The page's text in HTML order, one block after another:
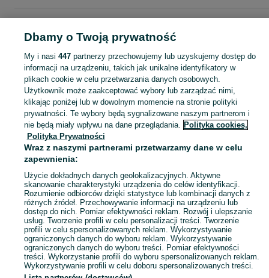
Pruszków
KATEGORIA
Zobacz
Mapa kategorii
Mapa miejscowości
Mapa ministron
Popularne wyszukiwania
Dbamy o Twoją prywatność
My i nasi 447partnerzy przechowujemy lub uzyskujemy dostęp do
informacji na urządzeniu, takich jak unikalne identyfikatory w
plikach cookie w celu przetwarzania danych osobowych.
Użytkownik może zaakceptować wybory lub zarządzać nimi,
klikając poniżej lub w dowolnym momencie na stronie polityki
prywatności. Te wybory będą sygnalizowane naszym partnerom i
nie będą miały wpływu na dane przeglądania. Polityka cookies,
Polityka Prywatności
Wraz z naszymi partnerami przetwarzamy dane w celu
zapewnienia:
Użycie dokładnych danych geolokalizacyjnych. Aktywne
skanowanie charakterystyki urządzenia do celów identyfikacji.
Rozumienie odbiorców dzięki statystyce lub kombinacji danych z
różnych źródeł. Przechowywanie informacji na urządzeniu lub
dostęp do nich. Pomiar efektywności reklam. Rozwój i ulepszanie
usług. Tworzenie profili w celu personalizacji treści. Tworzenie
profili w celu spersonalizowanych reklam. Wykorzystywanie
ograniczonych danych do wyboru reklam. Wykorzystywanie
ograniczonych danych do wyboru treści. Pomiar efektywności
treści. Wykorzystanie profili do wyboru spersonalizowanych reklam.
Wykorzystywanie profili w celu doboru spersonalizowanych treści.